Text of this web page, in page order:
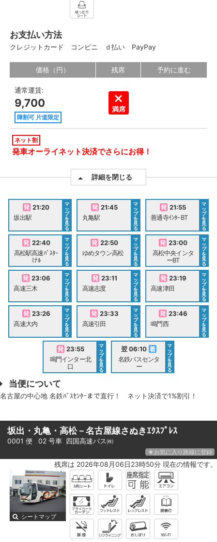
お支払い方法
クレジットカード コンビニ ｄ払い PayPay
価格（円） 残席 予約に進む
通常運賃:
9,700
障割可 片道限定
満席
ネット割
発車オーライネット決済でさらにお得！
詳細を閉じる
21:20
坂出駅
マ
ッ
プ
を
見
る
21:45
丸亀駅
マ
ッ
プ
を
見
る
21:55
善通寺ｲﾝﾀｰBT
マ
ッ
プ
を
見
る
22:40
高松駅高速ﾊﾞｽﾀｰ
ﾐﾅﾙ
マ
ッ
プ
を
見
る
22:50
ゆめタウン高松
マ
ッ
プ
を
見
る
23:00
高松中央インタ
ーBT
マ
ッ
プ
を
見
る
23:06
高速三木
マ
ッ
プ
を
見
る
23:11
高速志度
マ
ッ
プ
を
見
る
23:19
高速津田
マ
ッ
プ
を
見
る
23:26
高速大内
マ
ッ
プ
を
見
る
23:33
高速引田
マ
ッ
プ
を
見
る
23:46
鳴門西
マ
ッ
プ
を
見
る
23:55
鳴門インター北
口
マ
ッ
プ
を
見
る
翌 06:10
名鉄バスセンタ
ー
マ
ッ
プ
を
見
る
当便について
名古屋の中心地 名鉄ﾊﾞｽｾﾝﾀｰまで直行！ ネット決済で1%割引！
坂出・丸亀・高松－名古屋線さぬきｴｸｽﾌﾟﾚｽ
0001 便 02 号車 四国高速バス㈱
★お気に入り路線に登録
残席は 2026年08月06日23時50分 現在の情報です。
シートマップ